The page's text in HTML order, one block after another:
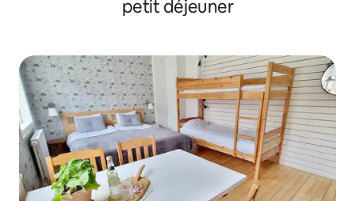
petit déjeuner